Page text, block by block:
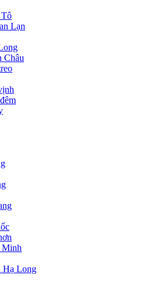
Tô
Lạn
Châu
Hạ Long